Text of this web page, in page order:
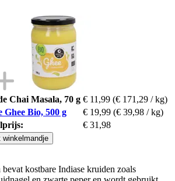
Chai Masala, 70 g € 11,99 (€ 171,29 / kg)
Ghee Bio, 500 g
€ 19,99 (€ 39,98 / kg)
€ 31,98
winkelmandje
kostbare Indiase kruiden zoals